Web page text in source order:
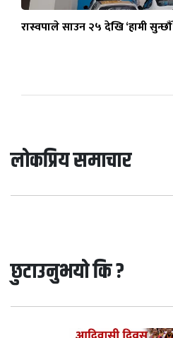
रास्वपाले साउन २५ देखि ‘हामी
लोकप्रिय समाचार
छुटाउनुभयो कि ?